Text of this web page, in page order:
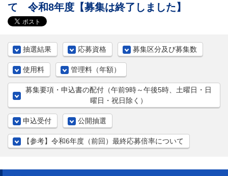
て 令和8年度【募集は終了しました】
抽選結果 応募資格 募集区分及び募集数
使用料 ​管理料（年額）
​募集要項・申込書の配付（午前9時～午後5時、土曜日・日
曜日・祝日除く）
申込受付 ​公開抽選
【参考】令和6年度（前回）最終応募倍率について